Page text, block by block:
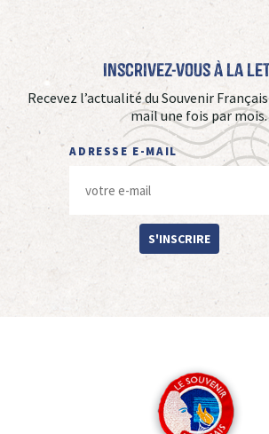
Inscrivez-vous à La
Recevez l’actualité du Souvenir
mail une fois par mois.
ADRESSE E-MAIL
S'INSCRIRE